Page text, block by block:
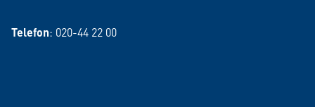
Telefon: 020-44 22 00